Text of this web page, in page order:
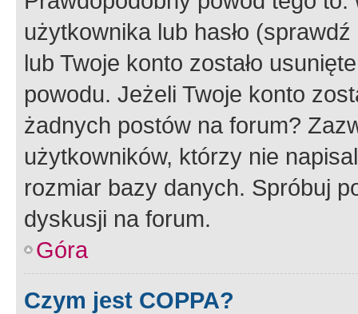
użytkownika lub hasło
lub Twoje konto zostało
powodu. Jeżeli Twoje konto
żadnych postów na forum?
użytkowników, którzy nie
rozmiar bazy danych. Spróbuj
dyskusji na forum.
Góra
Czym jest COPPA?